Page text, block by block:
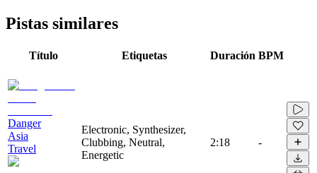
Pistas similares
Título Etiquetas Duración BPM
Danger
Asia
Travel
Electronic, Synthesizer,
Clubbing, Neutral,
Energetic
2:18 -